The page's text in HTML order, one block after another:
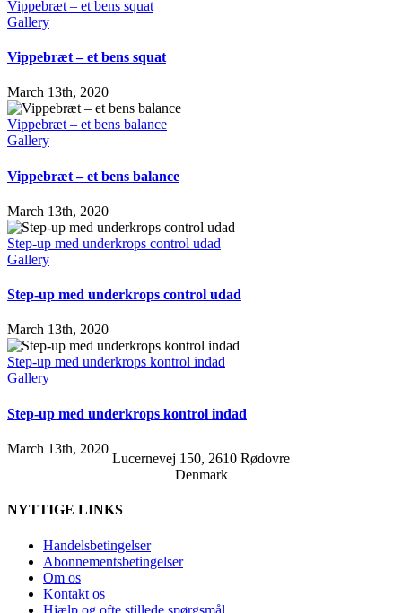
Vippebræt – et bens squat
Gallery
Vippebræt – et bens squat
March 13th, 2020
Vippebræt – et bens balance
Gallery
Vippebræt – et bens balance
March 13th, 2020
Step-up med underkrops control udad
Gallery
Step-up med underkrops control udad
March 13th, 2020
Step-up med underkrops kontrol indad
Gallery
Step-up med underkrops kontrol indad
March 13th, 2020
Lucernevej 150, 2610 Rødovre
Denmark
NYTTIGE LINKS
Handelsbetingelser
Abonnementsbetingelser
Om os
Kontakt os
Hjælp og ofte stillede spørgsmål